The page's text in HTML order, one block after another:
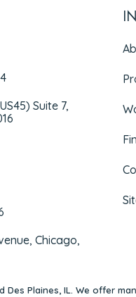
Suite 7,
Chicago,
Des Plaines, IL. We offer